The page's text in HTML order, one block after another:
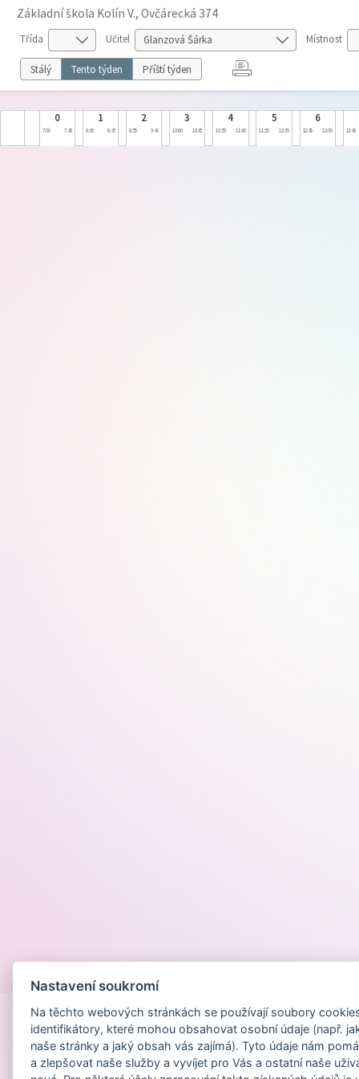
Základní škola Kolín V., Ovčárecká 374
Třída Učitel Místnost
Stálý Tento týden Příští týden
0
7:00 7:45
1
8:00 8:45
2
8:55 9:40
3
10:00 10:45
4
10:55 11:40
5
11:50 12:35
6
12:45 13:30 13:40
Nastavení soukromí
Na těchto webových stránkách se používají soubory
identifikátory, které mohou obsahovat osobní údaje (např.
naše stránky a jaký obsah vás zajímá). Tyto údaje nám
a zlepšovat naše služby a vyvíjet pro Vás a ostatní naše